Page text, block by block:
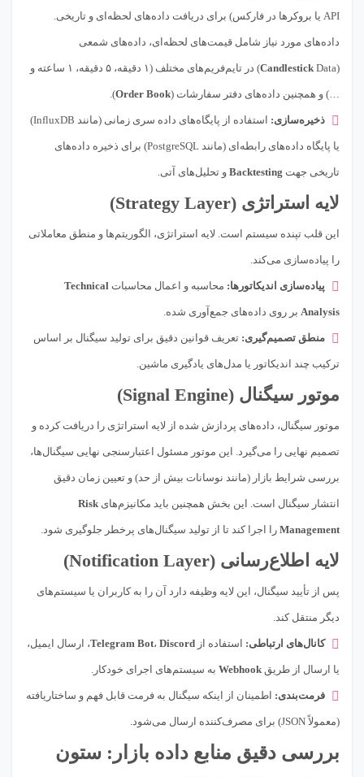
API یا بروکرها در فارکس) برای دریافت داده‌های لحظه‌ای و تاریخی.
داده‌های مورد نیاز شامل قیمت‌های لحظه‌ای، داده‌های شمعی
(
Candlestick Data) در تایم‌فریم‌های مختلف (۱ دقیقه، ۵ دقیقه، ۱ ساعته و
…) و همچنین داده‌های دفتر سفارشات (Order Book
).
ذخیره‌سازی: استفاده از پایگاه‌های داده سری زمانی (مانند InfluxDB)
یا پایگاه داده‌های رابطه‌ای (مانند PostgreSQL) برای ذخیره داده‌های
تاریخی جهت Backtesting و تحلیل‌های آتی.
لایه استراتژی (Strategy Layer)
این قلب تپنده سیستم است. لایه استراتژی، الگوریتم‌ها و منطق معاملاتی
را پیاده‌سازی می‌کند.
پیاده‌سازی اندیکاتورها: محاسبه و اعمال محاسبات Technical
Analysis بر روی داده‌های جمع‌آوری شده.
منطق تصمیم‌گیری: تعریف قوانین دقیق برای تولید سیگنال بر اساس
ترکیب چند اندیکاتور یا مدل‌های یادگیری ماشین.
موتور سیگنال (Signal Engine)
موتور سیگنال، داده‌های پردازش شده از لایه استراتژی را دریافت کرده و
تصمیم نهایی را می‌گیرد. این موتور مسئول اعتبارسنجی نهایی سیگنال‌ها،
بررسی شرایط بازار (مانند نوسانات بیش از حد) و تعیین زمان دقیق
انتشار سیگنال است. این بخش همچنین باید مکانیزم‌های Risk
Management را اجرا کند تا از تولید سیگنال‌های پرخطر جلوگیری شود.
لایه اطلاع‌رسانی (Notification Layer)
پس از تأیید سیگنال، این لایه وظیفه دارد آن را به کاربران یا سیستم‌های
دیگر منتقل کند.
کانال‌های ارتباطی: استفاده از Telegram Bot، Discord ، ارسال ایمیل،
یا ارسال از طریق Webhook به سیستم‌های اجرای خودکار.
فرمت‌بندی: اطمینان از اینکه سیگنال به فرمت قابل فهم و ساختاریافته
(معمولاً JSON) برای مصرف‌کننده ارسال می‌شود.
بررسی دقیق منابع داده بازار: ستون